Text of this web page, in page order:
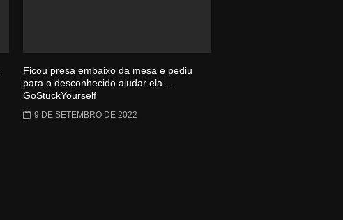
Ficou presa embaixo da mesa e pediu
para o desconhecido ajudar ela –
GoStuckYourself
9 DE SETEMBRO DE 2022